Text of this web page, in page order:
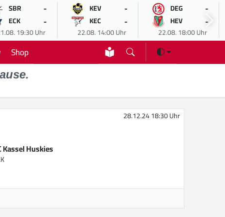
SBR -
ECK -
19:30 Uhr
KEV -
KEC -
22.08. 14:00 Uhr
DEG -
HEV -
22.08. 18:00 Uhr
Shop
28.12.24 18:30 Uhr
Kassel Huskies